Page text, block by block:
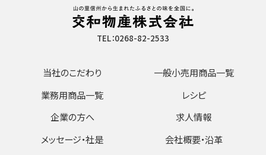
TEL：0268-82-2533
当社のこだわり
一般小売用商品一覧
業務用商品一覧
レシピ
企業の方へ
求人情報
メッセージ・社是
会社概要・沿革